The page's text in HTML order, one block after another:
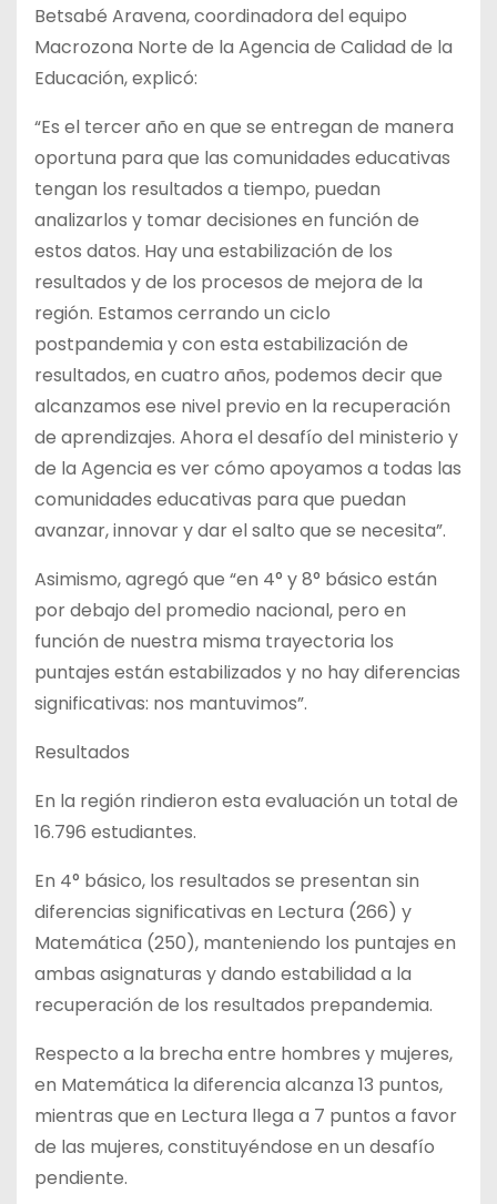
Betsabé Aravena, coordinadora del equipo
Macrozona Norte de la Agencia de Calidad de la
Educación, explicó:
“Es el tercer año en que se entregan de manera
oportuna para que las comunidades educativas
tengan los resultados a tiempo, puedan
analizarlos y tomar decisiones en función de
estos datos. Hay una estabilización de los
resultados y de los procesos de mejora de la
región. Estamos cerrando un ciclo
postpandemia y con esta estabilización de
resultados, en cuatro años, podemos decir que
alcanzamos ese nivel previo en la recuperación
de aprendizajes. Ahora el desafío del ministerio y
de la Agencia es ver cómo apoyamos a todas las
comunidades educativas para que puedan
avanzar, innovar y dar el salto que se necesita”.
Asimismo, agregó que “en 4° y 8° básico están
por debajo del promedio nacional, pero en
función de nuestra misma trayectoria los
puntajes están estabilizados y no hay diferencias
significativas: nos mantuvimos”.
Resultados
En la región rindieron esta evaluación un total de
16.796 estudiantes.
En 4° básico, los resultados se presentan sin
diferencias significativas en Lectura (266) y
Matemática (250), manteniendo los puntajes en
ambas asignaturas y dando estabilidad a la
recuperación de los resultados prepandemia.
Respecto a la brecha entre hombres y mujeres,
en Matemática la diferencia alcanza 13 puntos,
mientras que en Lectura llega a 7 puntos a favor
de las mujeres, constituyéndose en un desafío
pendiente.